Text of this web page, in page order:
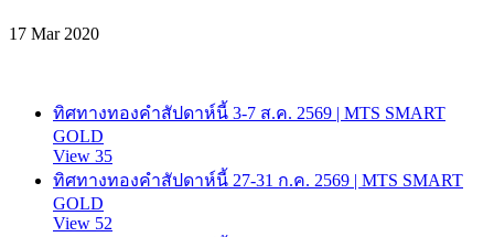
17 Mar 2020
ทิศทางทองคำสัปดาห์นี้ 3-7 ส.ค. 2569 | MTS SMART
GOLD
View 35
ทิศทางทองคำสัปดาห์นี้ 27-31 ก.ค. 2569 | MTS SMART
GOLD
View 52